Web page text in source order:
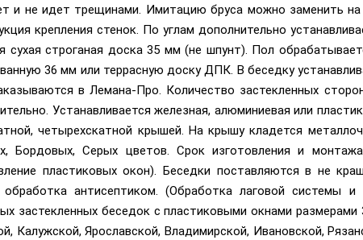
и не идет трещинами. Имитацию бруса можно заменить на
крепления стенок. По углам дополнительно
сухая строганая доска 35 мм (не шпунт). Пол
36 мм или террасную доску ДПК. В беседку
в Лемана-Про. Количество застекленных
Устанавливается железная, алюминиевая или
четырехскатной крышей. На крышу кладется
Бордовых, Серых цветов. Срок изготовления и
пластиковых окон). Беседки поставляются в не
обработка антисептиком. (Обработка лаговой системы
застекленных беседок с пластиковыми окнами
Калужской, Ярославской, Владимирской, Ивановской,